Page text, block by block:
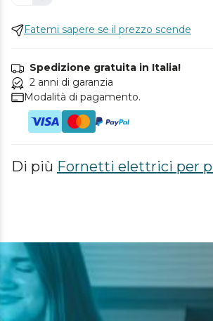
Fatemi sapere se il prezzo scende
Spedizione gratuita in Italia!
2 anni di garanzia
Modalità di pagamento.
Di più Fornetti elettrici per